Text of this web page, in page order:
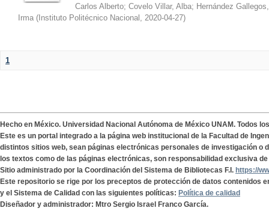
Carlos Alberto; Covelo Villar, Alba; Hernández
Irma ( Instituto Politécnico Nacional , 2020-04-27)
1
Hecho en México. Universidad Nacional Autónoma de México UNAM. Todos
Este es un portal integrado a la página web institucional de la Facultad de
distintos sitios web, sean páginas electrónicas personales de investigación o
los textos como de las páginas electrónicas, son responsabilidad exclusiva
Sitio administrado por la Coordinación del Sistema de Bibliotecas F.I. https://
Este repositorio se rige por los preceptos de protección de datos contenidos
y el Sistema de Calidad con las siguientes políticas: Política de calidad
Diseñador y administrador: Mtro Sergio Israel Franco García.